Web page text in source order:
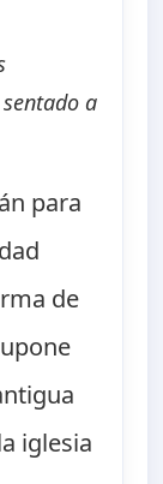
a
para
de
iglesia